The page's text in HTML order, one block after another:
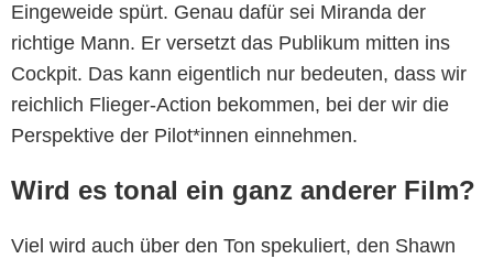
Eingeweide spürt. Genau dafür sei Miranda der
richtige Mann. Er versetzt das Publikum mitten ins
Cockpit. Das kann eigentlich nur bedeuten, dass wir
reichlich Flieger-Action bekommen, bei der wir die
Perspektive der Pilot*innen einnehmen.
Wird es tonal ein ganz anderer Film?
Viel wird auch über den Ton spekuliert, den Shawn